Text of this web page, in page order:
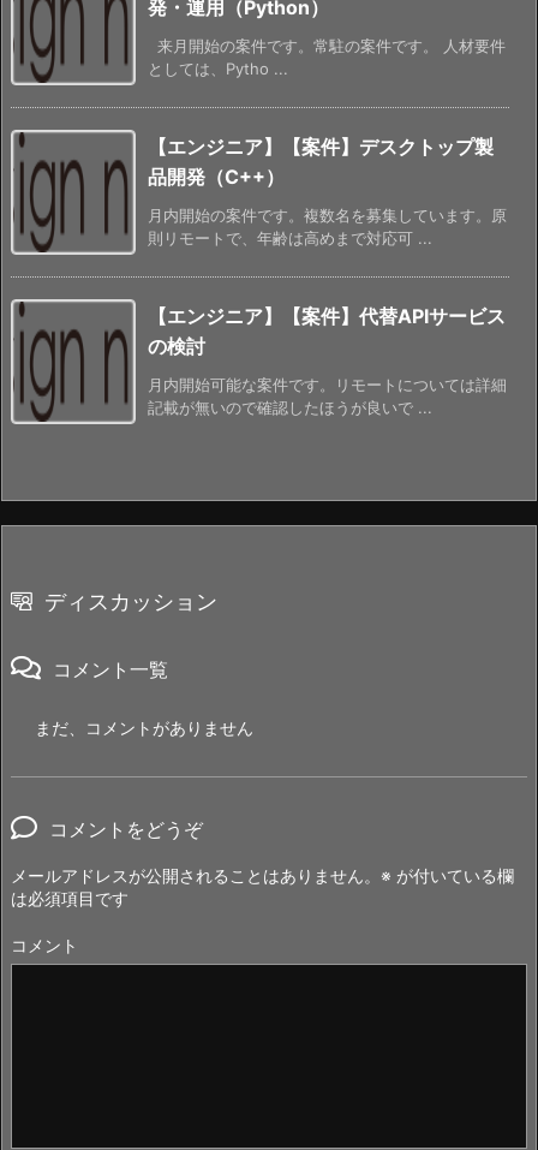
発・運用（Python）
来月開始の案件です。常駐の案件です。 人材要件
としては、Pytho ...
【エンジニア】【案件】デスクトップ製
品開発（C++）
月内開始の案件です。複数名を募集しています。原
則リモートで、年齢は高めまで対応可 ...
【エンジニア】【案件】代替APIサービス
の検討
月内開始可能な案件です。リモートについては詳細
記載が無いので確認したほうが良いで ...
ディスカッション
コメント一覧
まだ、コメントがありません
コメントをどうぞ
メールアドレスが公開されることはありません。 ※ が付いている欄
は必須項目です
コメント